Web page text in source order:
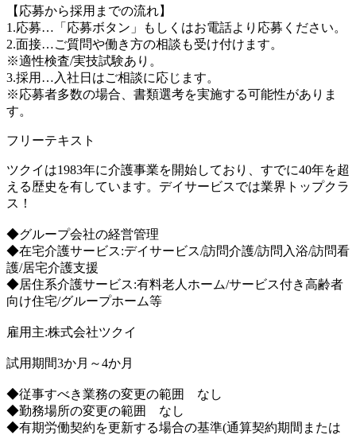
【応募から採用までの流れ】
1.応募…「応募ボタン」もしくはお電話より応募ください。
2.面接…ご質問や働き方の相談も受け付けます。
※適性検査/実技試験あり。
3.採用…入社日はご相談に応じます。
※応募者多数の場合、書類選考を実施する可能性がありま
す。
フリーテキスト
ツクイは1983年に介護事業を開始しており、すでに40年を超
える歴史を有しています。デイサービスでは業界トップクラ
ス！
◆グループ会社の経営管理
◆在宅介護サービス:デイサービス/訪問介護/訪問入浴/訪問看
護/居宅介護支援
◆居住系介護サービス:有料老人ホーム/サービス付き高齢者
向け住宅/グループホーム等
雇用主:株式会社ツクイ
試用期間3か月～4か月
◆従事すべき業務の変更の範囲 なし
◆勤務場所の変更の範囲 なし
◆有期労働契約を更新する場合の基準(通算契約期間または